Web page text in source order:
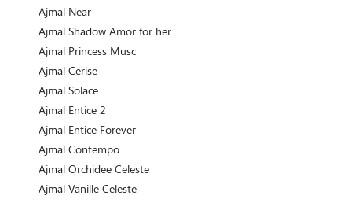
Ajmal Near
Ajmal Shadow Amor for her
Ajmal Princess Musc
Ajmal Cerise
Ajmal Solace
Ajmal Entice 2
Ajmal Entice Forever
Ajmal Contempo
Ajmal Orchidee Celeste
Ajmal Vanille Celeste